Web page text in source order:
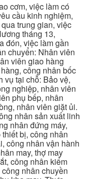
cơm, việc làm có
cầu kinh nghiệm,
trung gian, việc
tháng 13,
đón, việc làm gần
chuyển: Nhân viên
viên giao hàng
công nhân bốc
vụ tại chỗ: Bảo vệ,
nghiệp, nhân viên
phụ bếp, nhân
nhân viên giặt ủi.
nhân sản xuất linh
nhân đứng máy,
bị, công nhân
công nhân vận hành
may, thợ may
công nhân kiểm
nhân chuyền